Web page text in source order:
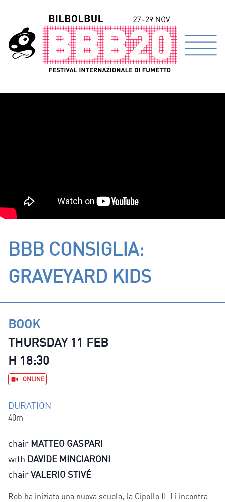
BBB CONSIGLIA:
GRAVEYARD KIDS
BOOK
THURSDAY 11 FEB
H 18:30
ONLINE
DURATION
40m
chair MATTEO GASPARI
with DAVIDE MINCIARONI
chairVALERIO STIVÉ
Rob ha iniziato una nuova scuola, la Cipollo II. Lì incontra